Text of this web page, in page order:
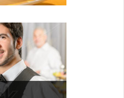
от 5000
обеда в СВЧ-